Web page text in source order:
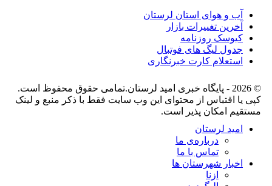
آب و هوای استان لرستان
آخرین تغییرات بازار
کیوسک روزنامه
جدول لیگ های فوتبال
استعلام کارت خبرنگاری
© 2026 - پایگاه خبری اميد لرستان.تمامی حقوق محفوظ است.
کپی یا اقتباس از محتوای این وب سایت فقط با ذکر منبع و لینک
مستقیم امکان پذیر است.
امید لرستان
درباره‌ی ما
تماس با ما
اخبار شهرستان ها
ازنا